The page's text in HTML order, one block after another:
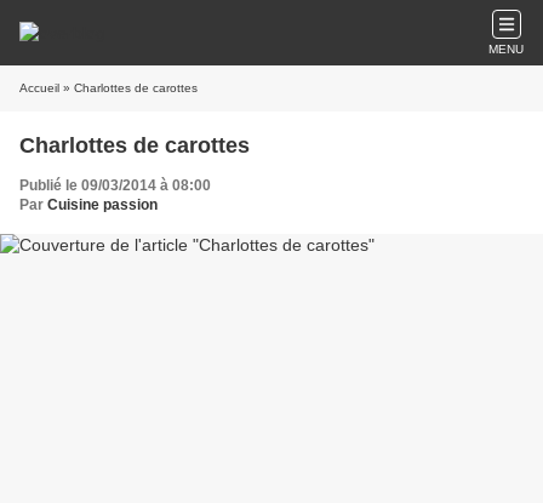
MENU
Accueil » Charlottes de carottes
Charlottes de carottes
Publié le 09/03/2014 à 08:00
Par Cuisine passion